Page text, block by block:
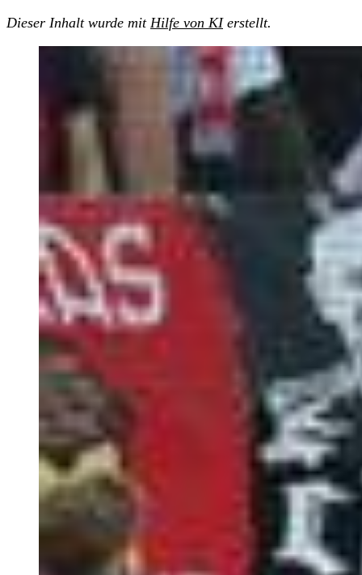
Dieser Inhalt wurde mit Hilfe von KIerstellt.